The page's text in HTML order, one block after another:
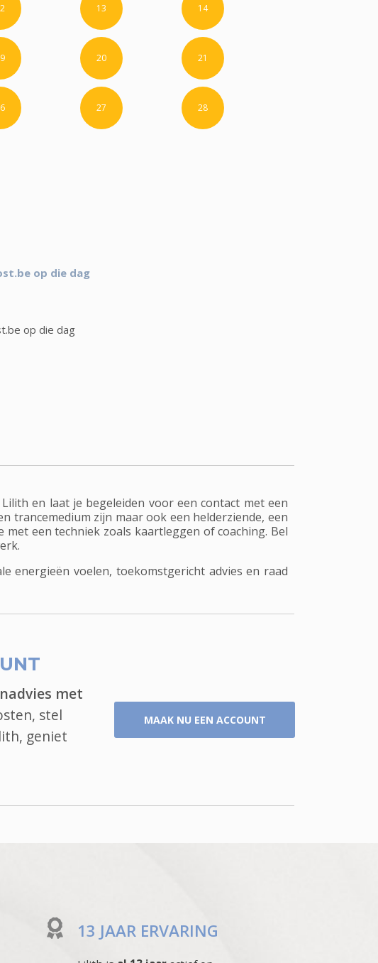
13 14
20 21
27 28
op die dag
op die dag
en laat je begeleiden voor een contact met een
trancemedium zijn maar ook een helderziende, een
een techniek zoals kaartleggen of coaching. Bel
energieën voelen, toekomstgericht advies en raad
met
stel
geniet
MAAK NU EEN ACCOUNT
13 JAAR ERVARING